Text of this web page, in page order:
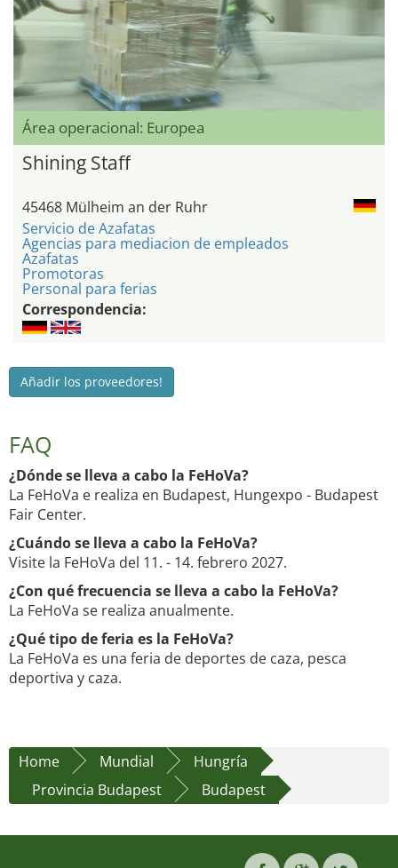
Área operacional: Europea
Shining Staff
45468 Mülheim an der Ruhr
Servicio de Azafatas
Agencias para mediacion de empleados
Azafatas
Promotoras
Personal para ferias
Correspondencia:
Añadir los proveedores!
FAQ
¿Dónde se lleva a cabo la FeHoVa?
La FeHoVa e realiza en Budapest, Hungexpo - Budapest
Fair Center.
¿Cuándo se lleva a cabo la FeHoVa?
Visite la FeHoVa del 11. - 14. febrero 2027.
¿Con qué frecuencia se lleva a cabo la FeHoVa?
La FeHoVa se realiza anualmente.
¿Qué tipo de feria es la FeHoVa?
La FeHoVa es una feria de deportes de caza, pesca
deportiva y caza.
Home Mundial
Hungría
Provincia Budapest
Budapest